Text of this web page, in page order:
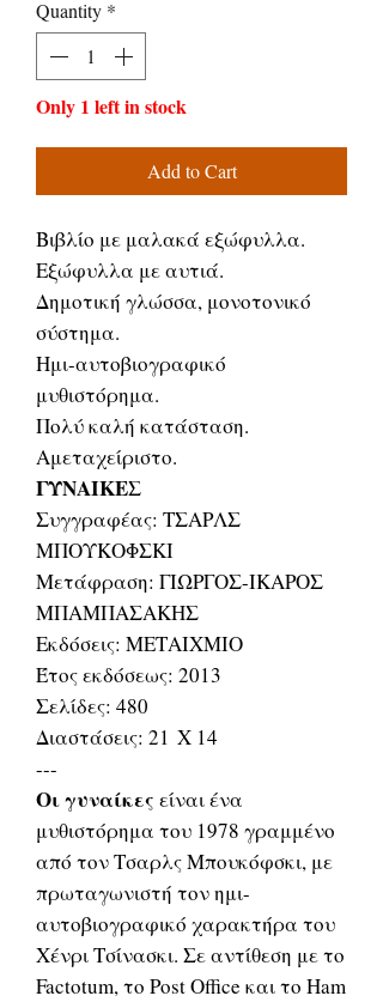
Quantity *
Only 1 left in stock
Add to Cart
Βιβλίο με μαλακά εξώφυλλα.
Εξώφυλλα με αυτιά.
Δημοτική γλώσσα, μονοτονικό
σύστημα.
Ημι-αυτοβιογραφικό
μυθιστόρημα.
Πολύ καλή κατάσταση.
Αμεταχείριστο.
ΓΥΝΑΙΚΕΣ
Συγγραφέας: ΤΣΑΡΛΣ
ΜΠΟΥΚΟΦΣΚΙ
Μετάφραση: ΓΙΩΡΓΟΣ-ΙΚΑΡΟΣ
ΜΠΑΜΠΑΣΑΚΗΣ
Εκδόσεις: ΜΕΤΑΙΧΜΙΟ
Έτος εκδόσεως: 2013
Σελίδες: 480
Διαστάσεις: 21 Χ 14
---
Οι γυναίκες είναι ένα
μυθιστόρημα του 1978 γραμμένο
από τον Τσαρλς Μπουκόφσκι, με
πρωταγωνιστή τον ημι-
αυτοβιογραφικό χαρακτήρα του
Χένρι Τσίνασκι. Σε αντίθεση με το
Factotum, το Post Office και το Ham